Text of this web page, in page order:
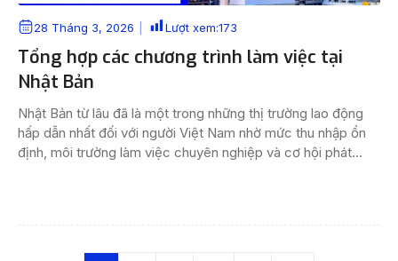
28 Tháng 3, 2026 Lượt xem:173
Tổng hợp các chương trình làm việc tại
Nhật Bản
Nhật Bản từ lâu đã là một trong những thị trường lao động
hấp dẫn nhất đối với người Việt Nam nhờ mức thu nhập ổn
định, môi trường làm việc chuyên nghiệp và cơ hội phát